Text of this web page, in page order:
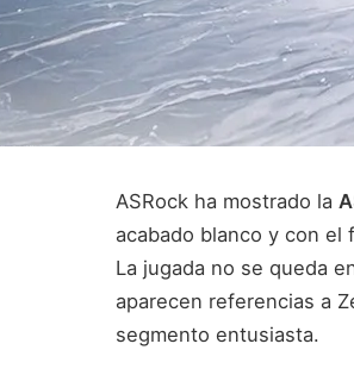
ASRock ha mostrado la
acabado blanco y con el
La jugada no se queda
aparecen referencias a
segmento entusiasta.